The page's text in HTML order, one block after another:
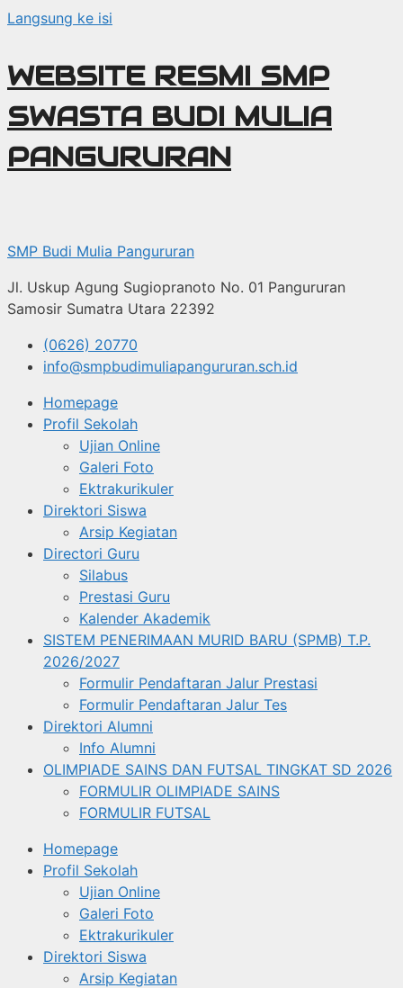
Langsung ke isi
WEBSITE RESMI SMP
SWASTA BUDI MULIA
PANGURURAN
SMP Budi Mulia Pangururan
Jl. Uskup Agung Sugiopranoto No. 01 Pangururan
Samosir Sumatra Utara 22392
(0626) 20770
info@smpbudimuliapangururan.sch.id
Homepage
Profil Sekolah
Ujian Online
Galeri Foto
Ektrakurikuler
Direktori Siswa
Arsip Kegiatan
Directori Guru
Silabus
Prestasi Guru
Kalender Akademik
SISTEM PENERIMAAN MURID BARU (SPMB) T.P.
2026/2027
Formulir Pendaftaran Jalur Prestasi
Formulir Pendaftaran Jalur Tes
Direktori Alumni
Info Alumni
OLIMPIADE SAINS DAN FUTSAL TINGKAT SD 2026
FORMULIR OLIMPIADE SAINS
FORMULIR FUTSAL
Homepage
Profil Sekolah
Ujian Online
Galeri Foto
Ektrakurikuler
Direktori Siswa
Arsip Kegiatan